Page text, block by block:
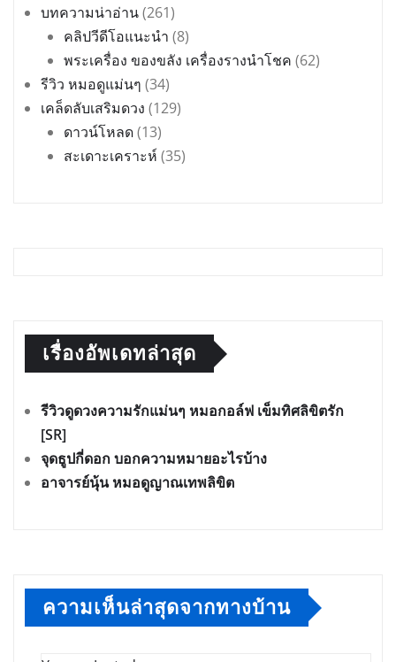
บทความน่าอ่าน(261)
คลิปวีดีโอแนะนำ (8)
พระเครื่อง ของขลัง เครื่องรางนำโชค (62)
รีวิว หมอดูแม่นๆ (34)
เคล็ดลับเสริมดวง (129)
ดาวน์โหลด(13)
สะเดาะเคราะห์ (35)
เรื่องอัพเดทล่าสุด
รีวิวดูดวงความรักแม่นๆ หมอกอล์ฟ เข็มทิศลิขิตรัก
[SR]
จุดธูปกี่ดอก บอกความหมายอะไรบ้าง
อาจารย์นุ้น หมอดูญาณเทพลิขิต
ความเห็นล่าสุดจากทางบ้าน